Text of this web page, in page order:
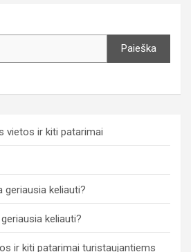
Paieška
vietos ir kiti patarimai
geriausia keliauti?
keliauti?
ir kiti patarimai turistaujantiems